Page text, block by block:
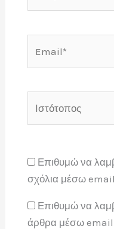
Επιθυμώ να
σχόλια μέσω
Επιθυμώ να
άρθρα μέσω